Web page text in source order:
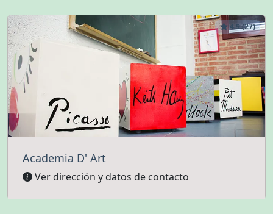
4.9 (27)
Academia D' Art
Ver dirección y datos de contacto